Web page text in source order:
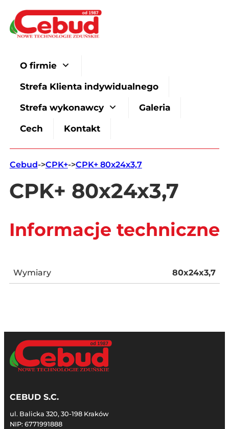
O firmie
Strefa Klienta indywidualnego
Strefa wykonawcy Galeria
Cech Kontakt
Cebud->CPK+->CPK+ 80x24x3,7
CPK+ 80x24x3,7
Informacje techniczne
Wymiary 80x24x3,7
CEBUD S.C.
ul. Balicka 320, 30-198 Kraków
NIP: 6771991888